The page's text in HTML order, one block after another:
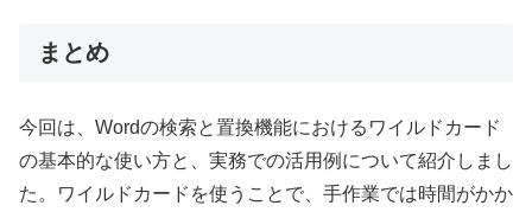
まとめ
今回は、Wordの検索と置換機能におけるワイルドカード
の基本的な使い方と、実務での活用例について紹介しまし
た。ワイルドカードを使うことで、手作業では時間がかか